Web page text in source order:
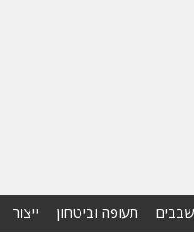
שבבים תעופה וביטחון ייצור